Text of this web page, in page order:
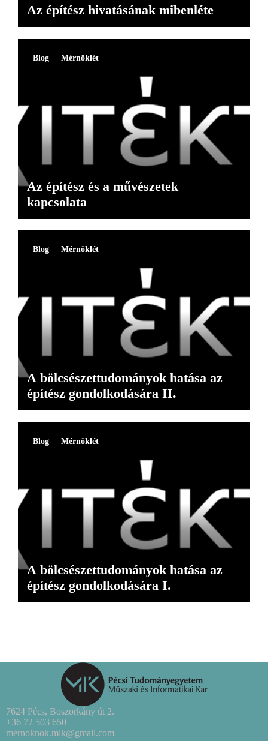
Az építész hivatásának mibenléte
Blog Mérnöklét
Az építész és a művészetek
kapcsolata
Blog Mérnöklét
A bölcsészettudományok hatása az
építész gondolkodására II.
Blog Mérnöklét
A bölcsészettudományok hatása az
építész gondolkodására I.
7624 Pécs, Boszorkány út 2.
+36 72 503 650
mernoknok.mik@gmail.com